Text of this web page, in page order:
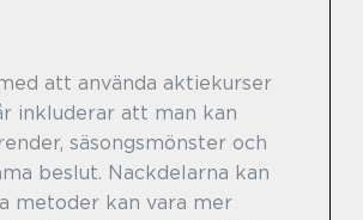
att använda aktiekurser
inkluderar att man kan
säsongsmönster och
beslut. Nackdelarna kan
metoder kan vara mer